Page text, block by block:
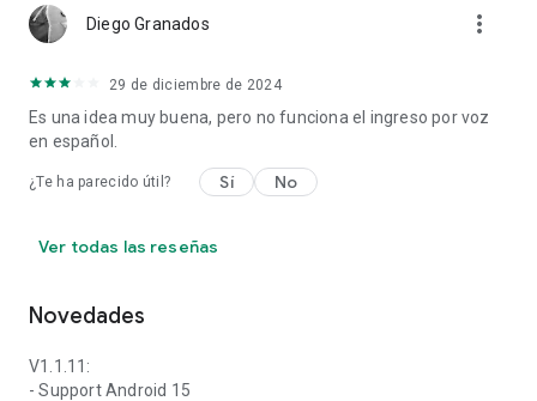
MOMA.AI ahora y comienza tu viaje hacia una gestión
financiera más inteligente!
💬 ¡Estamos aquí para ayudar!
¿Tiene preguntas o comentarios? ¡Nos encantaría saber de
usted! Contáctenos en support@godhitech.com y ayúdenos a
Diego Granados more_vert
29 de diciembre de 2024
Es una idea muy buena, pero no funciona el ingreso por voz
en español.
¿Te ha parecido útil? Sí No
Ver todas las reseñas
Novedades
V1.1.11:
- Support Android 15